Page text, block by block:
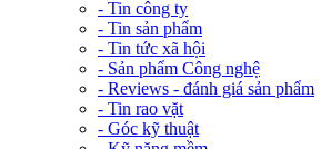
- Tin công ty
- Tin sản phẩm
- Tin tức xã hội
- Sản phẩm Công nghệ
- Reviews - đánh giá sản phẩm
- Tin rao vặt
- Góc kỹ thuật